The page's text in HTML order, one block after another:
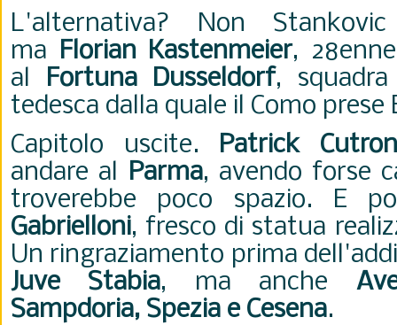
L'alternativa? Non
ma Florian Kastenmeier,
al Fortuna Dusseldorf,
tedesca dalla quale il Como prese
Capitolo uscite. Patrick
andare al Parma, avendo forse
troverebbe poco spazio. E
Gabrielloni, fresco di statua
Un ringraziamento prima
Juve Stabia, ma anche
Sampdoria, Spezia e Cesena.